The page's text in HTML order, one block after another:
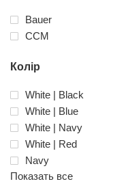
Bauer
ССМ
Колір
White | Black
White | Blue
White | Navy
White | Red
Navy
Показать все